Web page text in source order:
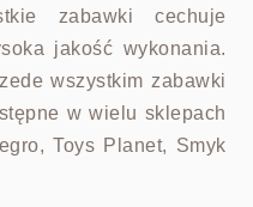
zabawki cechuje
jakość wykonania.
wszystkim zabawki
w wielu sklepach
Toys Planet, Smyk